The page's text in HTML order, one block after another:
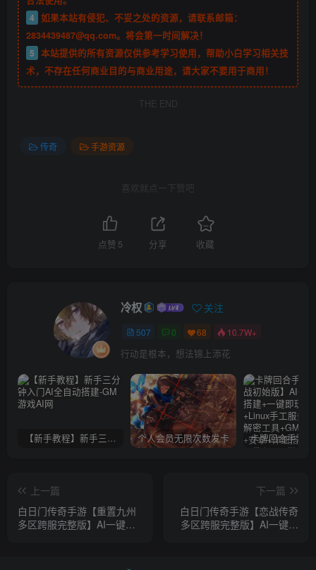
4 如果本站有侵犯、不妥之处的资源，请联系邮箱：
2834439487@qq.com。将会第一时间解决！
5 本站提供的所有资源仅供参考学习使用，帮助小白学习相关技
术，不存在任何商业目的与商业用途，请大家不要用于商用！
THE END
传奇 手游资源
喜欢就点一下赞吧
点赞 5 分享 收藏
冷权 关注
507 0 68 10.7W+
行动是根本，想法锦上添花
【新手教程】新手三分钟入门AI全自动搭建 个人会员无限次数发卡
上一篇
白日门传奇手游【重置九州
多区跨服完整版】AI一键全
下一篇
白日门传奇手游【恋战传奇
多区跨服完整版】AI一键全